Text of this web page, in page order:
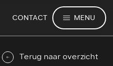
CONTACT MENU
Terug naar overzicht